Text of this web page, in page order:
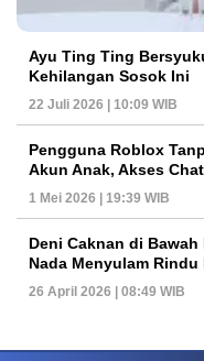
Ayu Ting Ting
Kehilangan Sosok Ini
22 Juli 2026 | 10:09 WIB
Pengguna Roblox
Akun Anak, Akses
1 Mei 2026 | 19:39 WIB
Deni Caknan di
Nada Menyulam
26 April 2026 | 08:49 WIB